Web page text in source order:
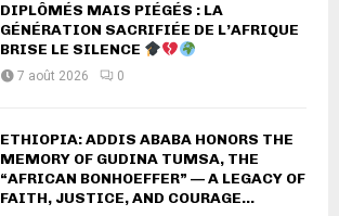
DIPLÔMÉS MAIS PIÉGÉS : LA
GÉNÉRATION SACRIFIÉE DE L’AFRIQUE
BRISE LE SILENCE
7 août 2026 0
ETHIOPIA: ADDIS ABABA HONORS THE
MEMORY OF GUDINA TUMSA, THE
“AFRICAN BONHOEFFER” — A LEGACY OF
FAITH, JUSTICE, AND COURAGE...